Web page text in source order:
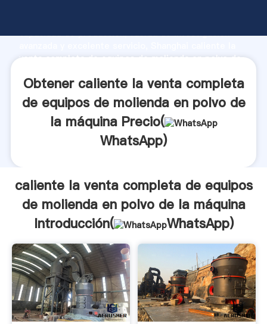
capacidad de producción, fuerza de investigación
venta completa de equipos de molienda en polvo de
todos los clientes.
Obtener caliente la venta completa
de equipos de molienda en polvo de
la máquina Precio(
WhatsApp)
caliente la venta completa de equipos
de molienda en polvo de la máquina
Introducción(
WhatsApp)